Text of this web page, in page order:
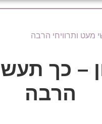
מעט ותרוויחי הרבה
– כך
הרבה